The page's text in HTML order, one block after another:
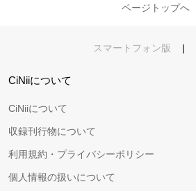
ページトップへ
スマートフォン版 |
CiNiiについて
CiNiiについて
収録刊行物について
利用規約・プライバシーポリシー
個人情報の扱いについて